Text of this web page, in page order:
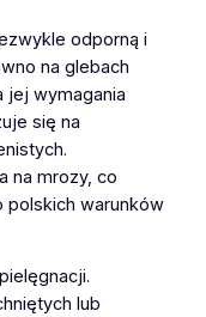
odporną i
na glebach
jej wymagania
się na
na mrozy, co
polskich warunków
lub